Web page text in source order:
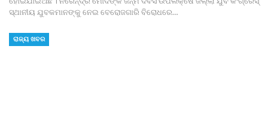
ସ୍ଥାନୀୟ ଯୁବକମାନଙ୍କୁ ନେଇ ବେରୋଜଗାରି ବିରୋଧରେ…
ରାଜ୍ୟ ଖବର